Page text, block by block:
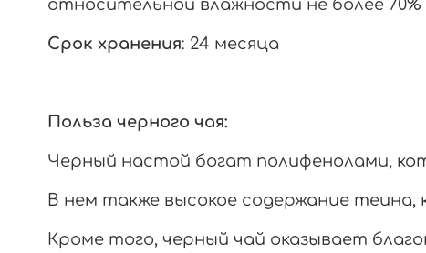
относительной влажности не более 70%
Срок хранения: 24 месяца
Польза черного чая:
Черный настой богат полифенолами,
В нем также высокое содержание
Кроме того, черный чай оказывает